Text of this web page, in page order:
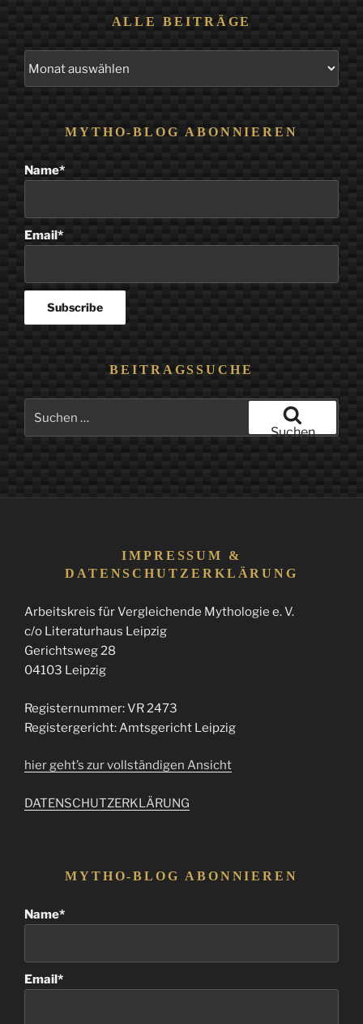
ALLE BEITRÄGE
MYTHO-BLOG ABONNIEREN
Name*
Email*
BEITRAGSSUCHE
nach:
Suchen
IMPRESSUM &
DATENSCHUTZERKLÄRUNG
Arbeitskreis für Vergleichende Mythologie e. V.
c/o Literaturhaus Leipzig
Gerichtsweg 28
04103 Leipzig
Registernummer: VR 2473
Registergericht: Amtsgericht Leipzig
hier geht’s zur vollständigen Ansicht
DATENSCHUTZERKLÄRUNG
MYTHO-BLOG ABONNIEREN
Name*
Email*